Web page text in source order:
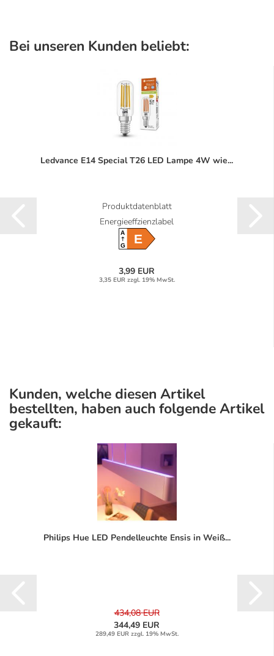
Bei unseren Kunden beliebt:
Ledvance E14 Special T26 LED Lampe 4W wie...
Produktdatenblatt
Energieeffzienzlabel
A
GE
3,99 EUR
3,35 EUR zzgl. 19% MwSt.
Kunden, welche diesen Artikel
bestellten, haben auch folgende Artikel
gekauft:
Philips Hue LED Pendelleuchte Ensis in Weiß...
434,08 EUR
344,49 EUR
289,49 EUR zzgl. 19% MwSt.